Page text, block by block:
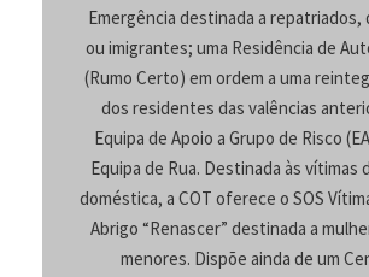
Emergência destinada a
ou imigrantes; uma Residência de
(Rumo Certo) em ordem a uma
dos residentes das valências
Equipa de Apoio a Grupo de Risco
Equipa de Rua. Destinada às vítimas
doméstica, a COT oferece o SOS
Abrigo “Renascer” destinada a
menores. Dispõe ainda de um